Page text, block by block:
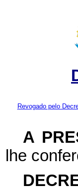
Revogado pelo
A
lhe